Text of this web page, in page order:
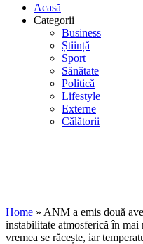
Acasă
Categorii
Business
Știință
Sport
Sănătate
Politică
Lifestyle
Externe
Călătorii
Home » ANM a emis două
instabilitate atmosferică în
vremea se răcește, iar